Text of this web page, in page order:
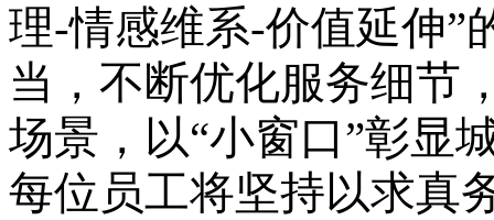
理-情感维系-价值延伸”
当，不断优化服务细节
场景，以“小窗口”彰显
每位员工将坚持以求真